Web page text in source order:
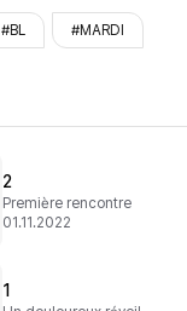
#BL #MARDI
2
Première rencontre
01.11.2022
1